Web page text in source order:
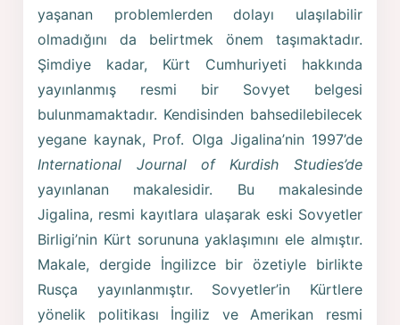
yaşanan problemlerden dolayı ulaşılabilir
olmadığını da belirtmek önem taşımaktadır.
Şimdiye kadar, Kürt Cumhuriyeti hakkında
yayınlanmış resmi bir Sovyet belgesi
bulunmamaktadır. Kendisinden bahsedilebilecek
yegane kaynak, Prof. Olga Jigalina’nin 1997’de
International Journal of Kurdish Studies’de
yayınlanan makalesidir. Bu makalesinde
Jigalina, resmi kayıtlara ulaşarak eski Sovyetler
Birligi’nin Kürt sorununa yaklaşımını ele almıştır.
Makale, dergide İngilizce bir özetiyle birlikte
Rusça yayınlanmıştır. Sovyetler’in Kürtlere
yönelik politikası İngiliz ve Amerikan resmi